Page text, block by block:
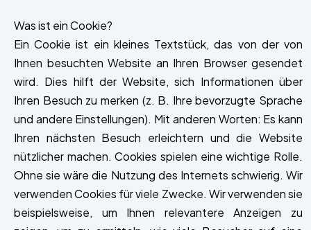
Was ist ein Cookie?
Ein Cookie ist ein kleines Textstück, das von der von
Ihnen besuchten Website an Ihren Browser gesendet
wird. Dies hilft der Website, sich Informationen über
Ihren Besuch zu merken (z. B. Ihre bevorzugte Sprache
und andere Einstellungen). Mit anderen Worten: Es kann
Ihren nächsten Besuch erleichtern und die Website
nützlicher machen. Cookies spielen eine wichtige Rolle.
Ohne sie wäre die Nutzung des Internets schwierig. Wir
verwenden Cookies für viele Zwecke. Wir verwenden sie
beispielsweise, um Ihnen relevantere Anzeigen zu